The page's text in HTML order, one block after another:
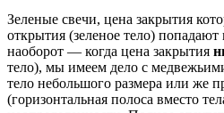
Зеленые свечи, цена закрытия
открытия (зеленое тело)
наоборот — когда цена закрытия
тело), мы имеем дело с
тело небольшого размера или же
(горизонтальная полоса вместо